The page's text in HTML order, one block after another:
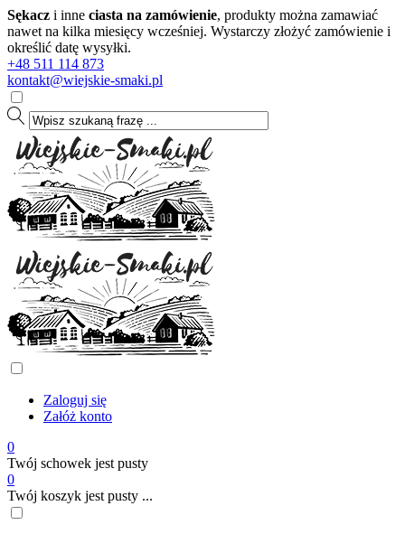
Sękacz i inne ciasta na zamówienie, produkty można zamawiać
nawet na kilka miesięcy wcześniej. Wystarczy złożyć zamówienie i
określić datę wysyłki.
+48 511 114 873
kontakt@wiejskie-smaki.pl
Zaloguj się
Załóż konto
0
Twój schowek jest pusty
0
Twój koszyk jest pusty ...